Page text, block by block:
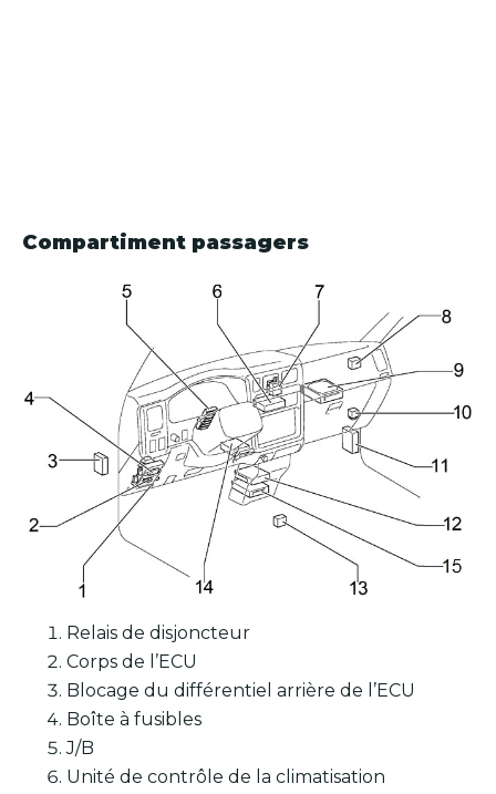
Compartiment passagers
Relais de disjoncteur
Corps de l’ECU
Blocage du différentiel arrière de l’ECU
Boîte à fusibles
J/B
Unité de contrôle de la climatisation